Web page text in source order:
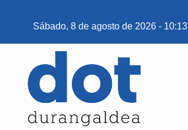
Sábado, 8 de agosto de 2026 - 10:13